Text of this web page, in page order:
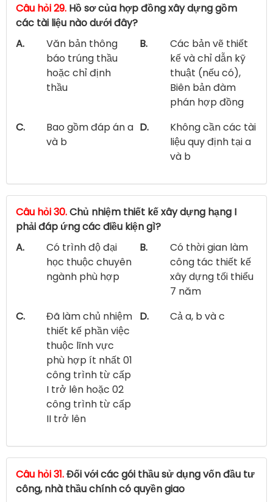
Câu hỏi 29. Hồ sơ của hợp đồng xây dựng gồm
các tài liệu nào dưới đây?
A.
Văn bản thông
báo trúng thầu
hoặc chỉ định
thầu
B.
Các bản vẽ thiết
kế và chỉ dẫn kỹ
thuật (nếu có),
Biên bản đàm
phán hợp đồng
C.
Bao gồm đáp án a
và b
D.
Không cần các tài
liệu quy định tại a
và b
Câu hỏi 30.Chủ nhiệm thiết kế xây dựng hạng I
phải đáp ứng các điều kiện gì?
A.
Có trình độ đại
học thuộc chuyên
ngành phù hợp
B.
Có thời gian làm
công tác thiết kế
xây dựng tối thiểu
7 năm
C.
Đã làm chủ nhiệm
thiết kế phần việc
thuộc lĩnh vực
phù hợp ít nhất 01
công trình từ cấp
I trở lên hoặc 02
công trình từ cấp
II trở lên
D. Cả a, b và c
Câu hỏi 31.Đối với các gói thầu sử dụng vốn đầu tư
công, nhà thầu chính có quyền giao